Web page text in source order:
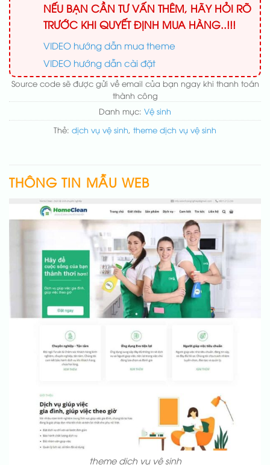
NẾU BẠN CẦN TƯ VẤN THÊM, HÃY HỎI RÕ
TRƯỚC KHI QUYẾT ĐỊNH MUA HÀNG..!!!
VIDEO hướng dẫn mua theme
VIDEO hướng dẫn cài đặt
Source code sẽ được gửi về email của bạn ngay khi thanh toán
thành công
Danh mục: Vệ sinh
Thẻ: dịch vụ vệ sinh, theme dịch vụ vệ sinh
THÔNG TIN MẪU WEB
theme dịch vụ vệ sinh